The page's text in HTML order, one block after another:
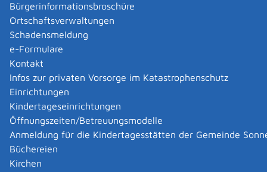
Bürgerinformationsbroschüre
Ortschaftsverwaltungen
Schadensmeldung
e-Formulare
Kontakt
Infos zur privaten Vorsorge im Katastrophenschutz
Einrichtungen
Kindertageseinrichtungen
Öffnungszeiten/Betreuungsmodelle
Anmeldung für die Kindertagesstätten der Gemeinde
Büchereien
Kirchen
Unternehmensberatung Schwerpunkt EDV
Michael Tews
Zurück
||